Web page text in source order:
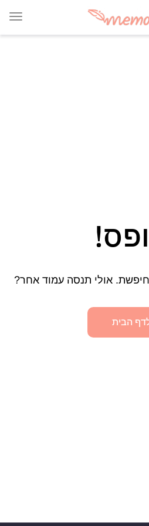
אולי תנסה עמוד אחר?
הבית